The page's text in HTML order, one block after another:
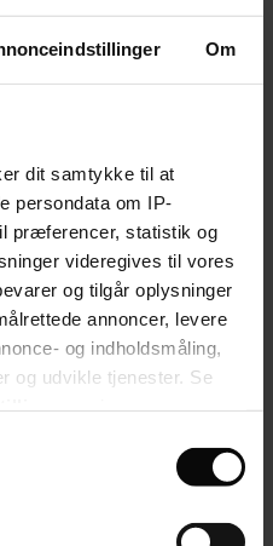
Om
dit samtykke til at
persondata om IP-
præferencer, statistik og
videregives til vores
og tilgår oplysninger
annoncer, levere
og indholdsmåling,
og udvikle tjenester. Se
fra vores
at trykke på "Privacy
Hector og andre adhd-børn:
børn at håndtere